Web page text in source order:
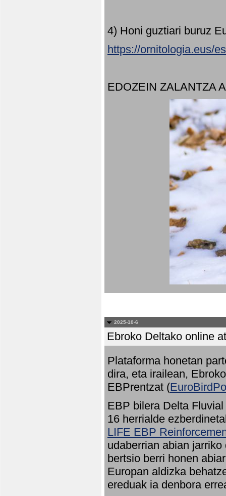
4) Honi guztiari buruz
https://ornitologia.eus/
EDOZEIN ZALANTZA
2025-10-6
Ebroko Deltako online
Plataforma honetan
dira, eta irailean,
EBPrentzat (
EBP bilera Delta
16 herrialde
LIFE EBP
udaberrian abian
bertsio berri honen
Europan aldizka
ereduak ia denbora